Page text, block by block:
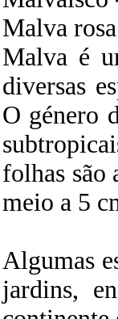
Malva
Malva é
diversas
O género
folhas são
meio a 5
Algumas
jardins,